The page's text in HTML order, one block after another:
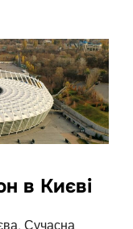
в Києві
, Сучасна